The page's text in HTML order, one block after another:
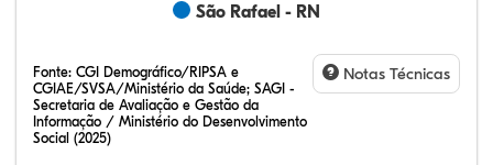
São Rafael - RN
Fonte: CGI Demográfico/RIPSA e
CGIAE/SVSA/Ministério da Saúde; SAGI -
Secretaria de Avaliação e Gestão da
Informação / Ministério do Desenvolvimento
Social (2025)
Notas Técnicas